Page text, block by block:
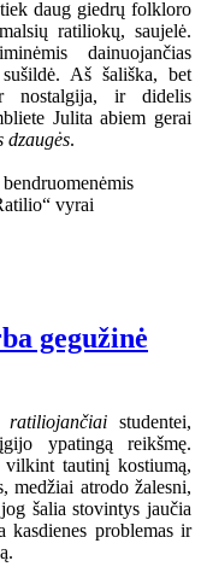
daug giedrų folkloro
ratiliokų, saujelė.
dainuojančias
Aš šališka, bet
nostalgija, ir didelis
Julita abiem gerai
dzaugės.
gegužinė
ratiliojančiai studentei,
ypatingą reikšmę.
vilkint tautinį kostiumą,
medžiai atrodo žalesni,
šalia stovintys jaučia
problemas ir